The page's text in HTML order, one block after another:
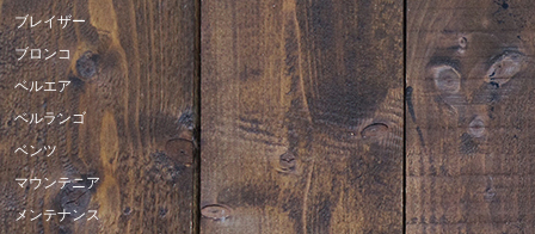
ブレイザー
ブロンコ
ベルエア
ベルランゴ
ベンツ
マウンテニア
メンテナンス